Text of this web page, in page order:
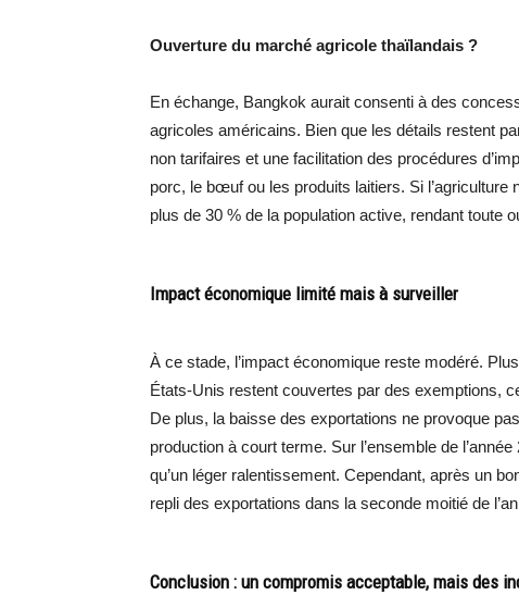
Ouverture du marché agricole thaïlandais ?
En échange, Bangkok aurait consenti à des
agricoles américains. Bien que les détails restent
non tarifaires et une facilitation des procédures
porc, le bœuf ou les produits laitiers. Si
plus de 30 % de la population active, rendant toute
Impact économique limité mais à surveiller
À ce stade, l’impact économique reste modéré.
États-Unis restent couvertes par des exemptions,
De plus, la baisse des exportations ne provoque
production à court terme. Sur l’ensemble de
qu’un léger ralentissement. Cependant, après un
repli des exportations dans la seconde moitié de
Conclusion : un compromis acceptable, mais des